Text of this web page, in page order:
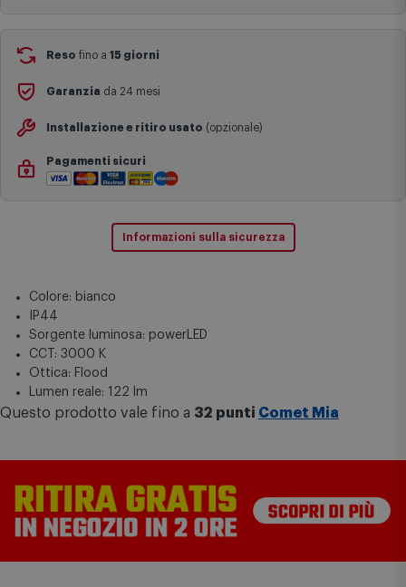
Si ricorda inoltre che i prodotti acquistati in modalità di
prenotazione verranno spediti a partire dalla data di uscita indicata
Reso fino a 15 giorni
Garanzia da 24 mesi
Installazione e ritiro usato (opzionale)
Pagamenti sicuri
Informazioni sulla sicurezza
Colore: bianco
IP44
Sorgente luminosa: powerLED
CCT: 3000 K
Ottica: Flood
Lumen reale: 122 lm
Questo prodotto vale fino a 32 punti Comet Mia